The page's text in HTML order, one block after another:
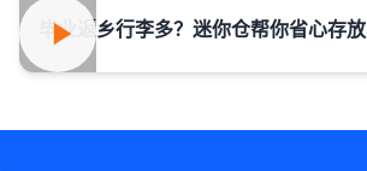
毕业返乡行李多？迷你仓帮你省心存放